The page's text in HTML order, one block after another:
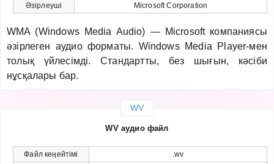
Әзірлеуші
Microsoft Corporation
WMA (Windows Media Audio) — Microsoft компаниясы
әзірлеген аудио форматы. Windows Media Player-мен
толық үйлесімді. Стандартты, без шығын, кәсіби
нұсқалары бар.
WV
WV аудио файл
Файл кеңейтімі
.wv